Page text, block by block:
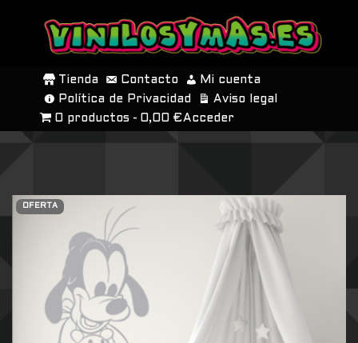
SALTAR
CONTENIDO
Tienda Contacto
Mi cuenta
Política de Privacidad
Aviso legal
0 productos
0,00 € Acceder
OFERTA